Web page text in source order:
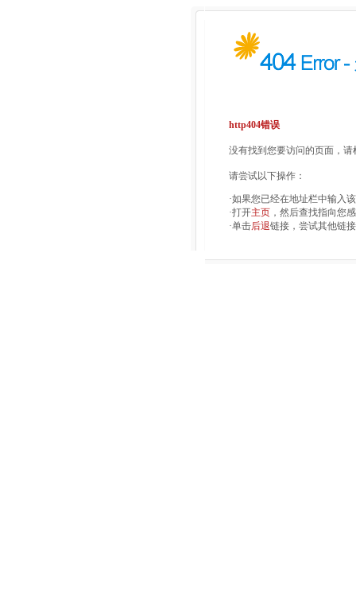
http404错误
没有找到您要访问的页面，
请尝试以下操作：
·如果您已经在地址栏中输入
·打开主页 ，然后查找指向您
·单击后退链接，尝试其他链